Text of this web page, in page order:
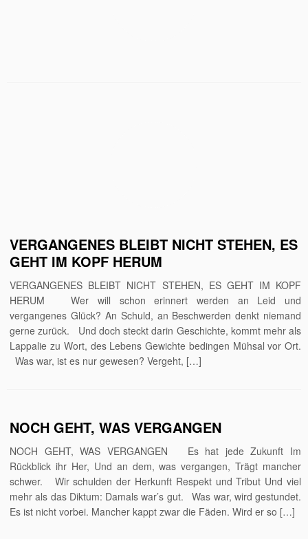
VERGANGENES BLEIBT NICHT STEHEN, ES
GEHT IM KOPF HERUM
VERGANGENES BLEIBT NICHT STEHEN, ES GEHT IM KOPF
HERUM Wer will schon erinnert werden an Leid und
vergangenes Glück? An Schuld, an Beschwerden denkt niemand
gerne zurück. Und doch steckt darin Geschichte, kommt mehr als
Lappalie zu Wort, des Lebens Gewichte bedingen Mühsal vor Ort.
Was war, ist es nur gewesen? Vergeht, […]
NOCH GEHT, WAS VERGANGEN
NOCH GEHT, WAS VERGANGEN Es hat jede Zukunft Im
Rückblick ihr Her, Und an dem, was vergangen, Trägt mancher
schwer. Wir schulden der Herkunft Respekt und Tribut Und viel
mehr als das Diktum: Damals war’s gut. Was war, wird gestundet.
Es ist nicht vorbei. Mancher kappt zwar die Fäden. Wird er so […]